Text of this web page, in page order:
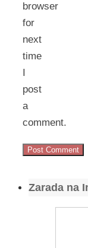
browser
for
next
time
I
post
a
comment.
Zarada na